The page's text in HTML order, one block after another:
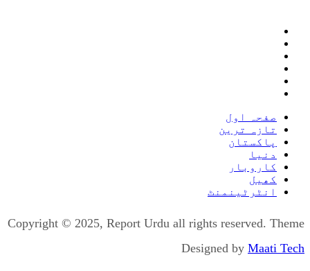
صفحہ اول
تازہ ترین
پاکستان
دنیا
کاروبار
کھیل
انٹرٹینمنٹ
Copyright © 2025, Report Urdu all rights reserved. Theme
Designed by Maati Tech